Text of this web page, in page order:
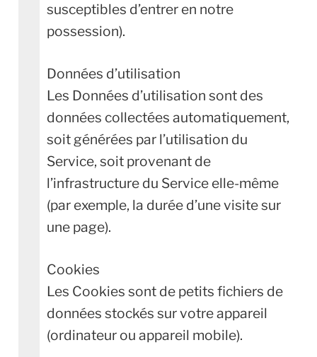
susceptibles d’entrer en notre
possession).
Données d’utilisation
Les Données d’utilisation sont des
données collectées automatiquement,
soit générées par l’utilisation du
Service, soit provenant de
l’infrastructure du Service elle-même
(par exemple, la durée d’une visite sur
une page).
Cookies
Les Cookies sont de petits fichiers de
données stockés sur votre appareil
(ordinateur ou appareil mobile).